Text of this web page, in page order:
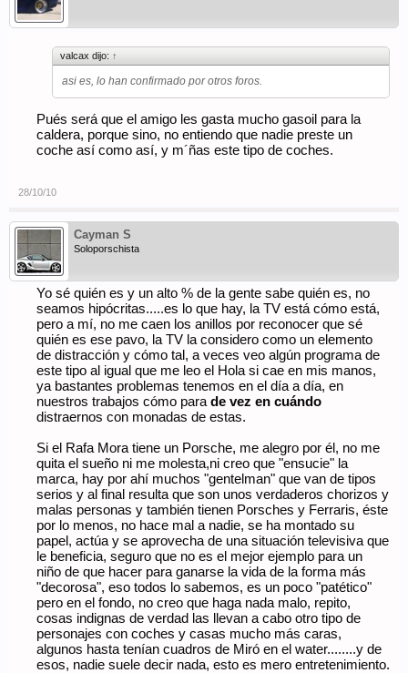
valcax dijo: ↑
asi es, lo han confirmado por otros foros.
Pués será que el amigo les gasta mucho gasoil para la
caldera, porque sino, no entiendo que nadie preste un
coche así como así, y m´ñas este tipo de coches.
28/10/10
Cayman S
Soloporschista
Yo sé quién es y un alto % de la gente sabe quién es, no
seamos hipócritas.....es lo que hay, la TV está cómo está,
pero a mí, no me caen los anillos por reconocer que sé
quién es ese pavo, la TV la considero como un elemento
de distracción y cómo tal, a veces veo algún programa de
este tipo al igual que me leo el Hola si cae en mis manos,
ya bastantes problemas tenemos en el día a día, en
nuestros trabajos cómo para de vez en cuándo
distraernos con monadas de estas.
Si el Rafa Mora tiene un Porsche, me alegro por él, no me
quita el sueño ni me molesta,ni creo que "ensucie" la
marca, hay por ahí muchos "gentelman" que van de tipos
serios y al final resulta que son unos verdaderos chorizos y
malas personas y también tienen Porsches y Ferraris, éste
por lo menos, no hace mal a nadie, se ha montado su
papel, actúa y se aprovecha de una situación televisiva que
le beneficia, seguro que no es el mejor ejemplo para un
niño de que hacer para ganarse la vida de la forma más
"decorosa", eso todos lo sabemos, es un poco "patético"
pero en el fondo, no creo que haga nada malo, repito,
cosas indignas de verdad las llevan a cabo otro tipo de
personajes con coches y casas mucho más caras,
algunos hasta tenían cuadros de Miró en el water........y de
esos, nadie suele decir nada, esto es mero entretenimiento.